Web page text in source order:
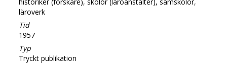
läroverk
Tid
1957
Typ
Tryckt publikation